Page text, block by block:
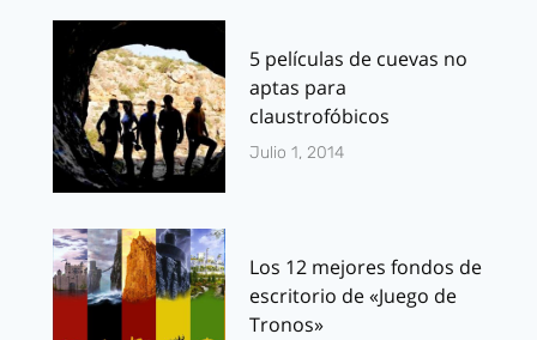
5 películas de cuevas no
aptas para
claustrofóbicos
Julio 1, 2014
Los 12 mejores fondos de
escritorio de «Juego de
Tronos»